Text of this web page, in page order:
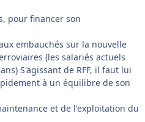
pour financer son
embauchés sur la nouvelle
(les salariés actuels
S'agissant de RFF, il faut lui
à un équilibre de son
et de l'exploitation du